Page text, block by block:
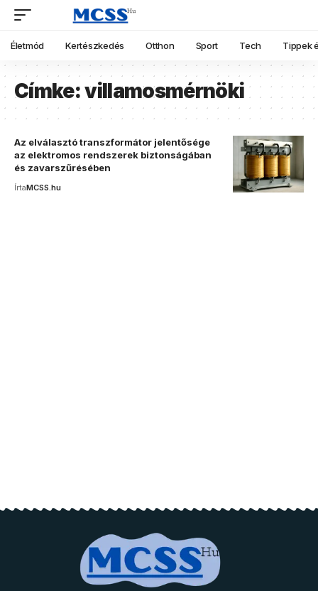
Életmód Kertészkedés Otthon Sport Tech Tippek
Címke:villamosmérnöki
Az elválasztó transzformátor jelentősége
az elektromos rendszerek biztonságában
és zavarszűrésében
ÍrtaMCSS.hu